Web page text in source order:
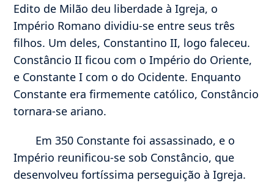
Edito de Milão deu liberdade à Igreja, o
Império Romano dividiu-se entre seus três
filhos. Um deles, Constantino II, logo faleceu.
Constâncio II ficou com o Império do Oriente,
e Constante I com o do Ocidente. Enquanto
Constante era firmemente católico, Constâncio
tornara-se ariano.
Em 350 Constante foi assassinado, e o
Império reunificou-se sob Constâncio, que
desenvolveu fortíssima perseguição à Igreja.